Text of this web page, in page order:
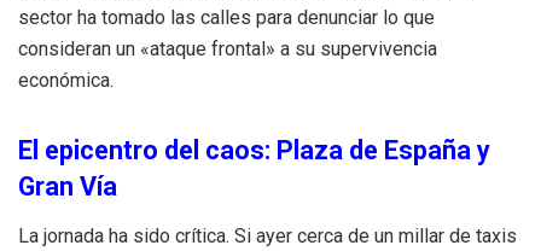
sector ha tomado las calles para denunciar lo que
consideran un «ataque frontal» a su supervivencia
económica.
El epicentro del caos: Plaza de España y
Gran Vía
La jornada ha sido crítica. Si ayer cerca de un millar de taxis